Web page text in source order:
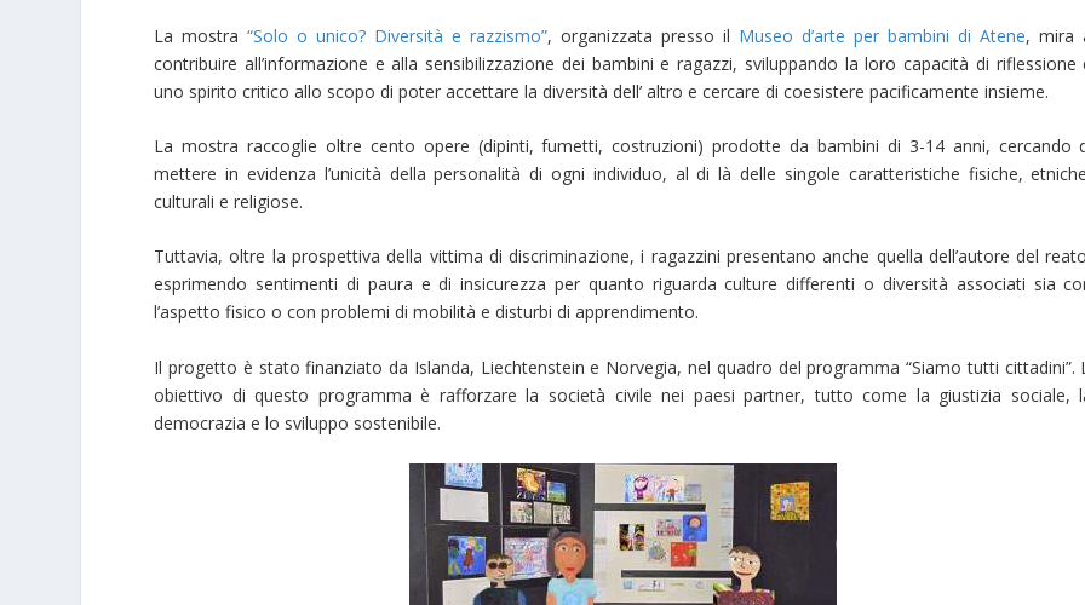
La mostra“Solo o unico? Diversità e razzismo”, organizzata presso il Museo d’arte per bambini di Atene, mira
contribuire all’informazione e alla sensibilizzazione dei bambini e ragazzi, sviluppando la loro capacità di riflessione
uno spirito critico allo scopo di poter accettare la diversità dell’ altro e cercare di coesistere pacificamente insieme.
La mostra raccoglie oltre cento opere (dipinti, fumetti, costruzioni) prodotte da bambini di 3-14 anni, cercando
mettere in evidenza l’unicità della personalità di ogni individuo, al di là delle singole caratteristiche fisiche,
culturali e religiose.
Tuttavia, oltre la prospettiva della vittima di discriminazione, i ragazzini presentano anche quella dell’autore del
esprimendo sentimenti di paura e di insicurezza per quanto riguarda culture differenti o diversità associati sia
l’aspetto fisico o con problemi di mobilità e disturbi di apprendimento.
Il progetto è stato finanziato da Islanda, Liechtenstein e Norvegia, nel quadro del programma “Siamo tutti cittadini”.
obiettivo di questo programma è rafforzare la società civile nei paesi partner, tutto come la giustizia sociale,
democrazia e lo sviluppo sostenibile.